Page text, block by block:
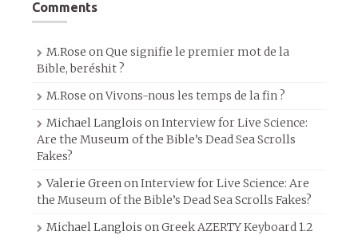
Comments
M.Rose onQue signifie le premier mot de la
Bible, beréshit ?
M.Rose onVivons-nous les temps de la fin ?
Michael Langlois onInterview for Live Science:
Are the Museum of the Bible’s Dead Sea Scrolls
Fakes?
Valerie GreenonInterview for Live Science: Are
the Museum of the Bible’s Dead Sea Scrolls Fakes?
Michael Langlois onGreek AZERTY Keyboard 1.2